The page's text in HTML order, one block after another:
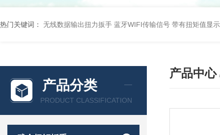
热门关键词： 无线数据输出扭力扳手 蓝牙WIFI传输信号 带有扭矩值显
产品分类
PRODUCT CLASSIFICATION
产品中心